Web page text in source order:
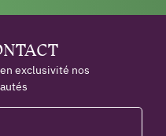
exclusivité nos